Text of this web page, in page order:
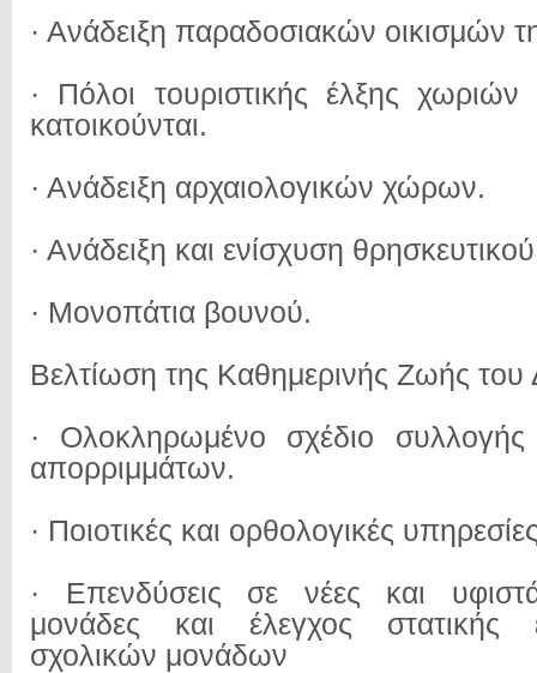
· Ανάδειξη παραδοσιακών οικισμών
· Πόλοι τουριστικής έλξης
κατοικούνται.
· Ανάδειξη αρχαιολογικών χώρων.
· Ανάδειξη και ενίσχυση
· Μονοπάτια βουνού.
Βελτίωση της Καθημερινής Ζωής του
· Ολοκληρωμένο σχέδιο συλλογής
απορριμμάτων.
· Ποιοτικές και ορθολογικές
· Επενδύσεις σε νέες και
μονάδες και έλεγχος στατικής
σχολικών μονάδων